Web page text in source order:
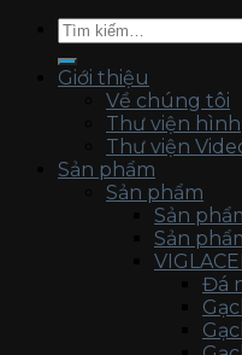
Tìm
kiếm:
Giới thiệu
Về chúng tôi
Thư viện hình
Thư viện
Sản phẩm
Sản phẩm
Sản
Sản
Đá